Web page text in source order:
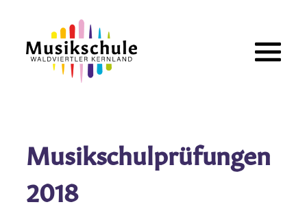
springen
Musikschulprüfungen
2018